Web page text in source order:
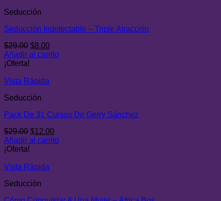
Seducción
Seducción Indetectable – Triple Atracción
$29.00 El
precio
$29.00.
$8.00El
precio
Añadir al carrito
¡Oferta!
Vista Rápida
Seducción
Pack De 31 Cursos De Gerry Sánchez
$29.00 El
precio
$29.00.
$12.00El
precio
Añadir al carrito
¡Oferta!
Vista Rápida
Seducción